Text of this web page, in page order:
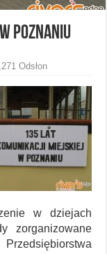
Poznaniu
Odsłon
w dziejach
zorganizowane